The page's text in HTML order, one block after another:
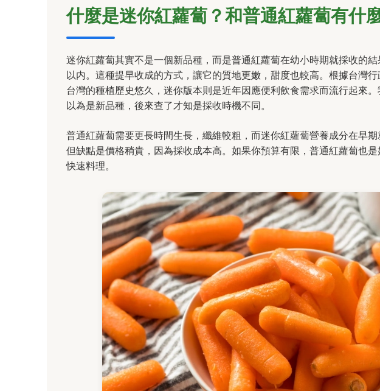
什麼是迷你紅蘿蔔？和普通紅蘿蔔有什
迷你紅蘿蔔其實不是一個新品種，而是普通紅蘿蔔在幼小時期就採收的
以内。這種提早收成的方式，讓它的質地更嫩，甜度也較高。根據台灣
台灣的種植歷史悠久，迷你版本則是近年因應便利飲食需求而流行起來
以為是新品種，後來查了才知是採收時機不同。
普通紅蘿蔔需要更長時間生長，纖維較粗，而迷你紅蘿蔔營養成分在早期
但缺點是價格稍貴，因為採收成本高。如果你預算有限，普通紅蘿蔔也
快速料理。